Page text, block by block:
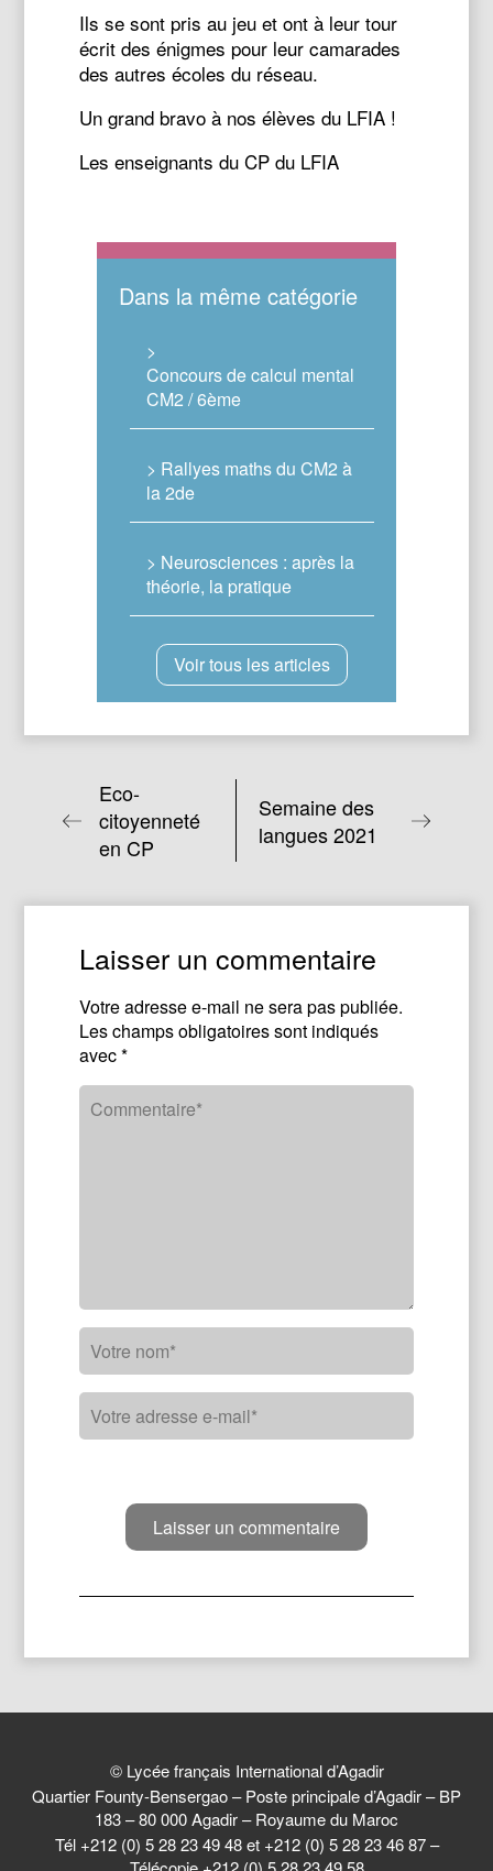
Ils se sont pris au jeu et ont à leur tour
écrit des énigmes pour leur camarades
des autres écoles du réseau.
Un grand bravo à nos élèves du LFIA !
Les enseignants du CP du LFIA
Dans la même catégorie
>
Concours de calcul mental
CM2 / 6ème
> Rallyes maths du CM2 à
la 2de
> Neurosciences : après la
théorie, la pratique
Voir tous les articles
Eco-
citoyenneté
en CP
Semaine des
langues 2021
Laisser un commentaire
Votre adresse e-mail ne sera pas publiée.
Les champs obligatoires sont indiqués
avec*
© Lycée français International d’Agadir
Quartier Founty-Bensergao – Poste principale d’Agadir – BP
183 – 80 000 Agadir – Royaume du Maroc
Tél +212 (0) 5 28 23 49 48 et +212 (0) 5 28 23 46 87 –